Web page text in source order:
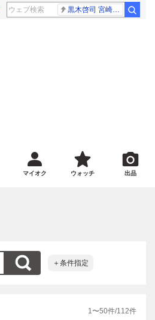
黒木啓司 宮崎麗果
マイオク ウォッチ 出品
＋条件指定
1〜50件/112件